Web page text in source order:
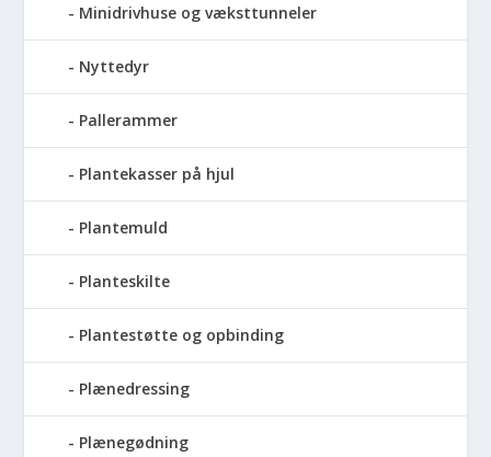
Minidrivhuse og væksttunneler
Nyttedyr
Pallerammer
Plantekasser på hjul
Plantemuld
Planteskilte
Plantestøtte og opbinding
Plænedressing
Plænegødning